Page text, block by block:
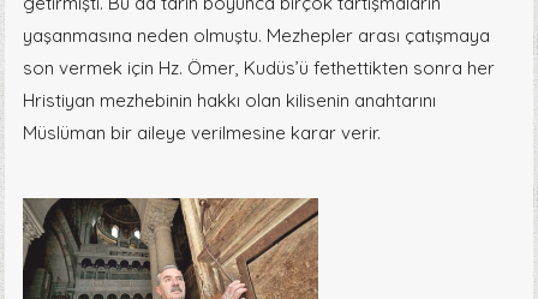
yaşanmasına neden olmuştu. Mezhepler arası çatışmaya
son vermek için Hz. Ömer, Kudüs’ü fethettikten sonra her
Hristiyan mezhebinin hakkı olan kilisenin anahtarını
Müslüman bir aileye verilmesine karar verir.